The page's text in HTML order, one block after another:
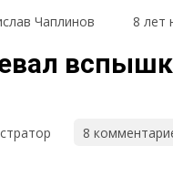
Чаплинов 8 лет
8